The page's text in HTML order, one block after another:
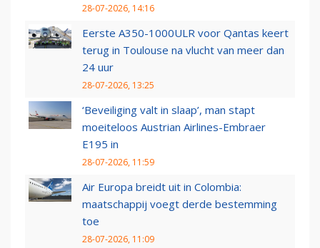
28-07-2026, 14:16
Eerste A350-1000ULR voor Qantas keert
terug in Toulouse na vlucht van meer dan
24 uur
28-07-2026, 13:25
‘Beveiliging valt in slaap’, man stapt
moeiteloos Austrian Airlines-Embraer
E195 in
28-07-2026, 11:59
Air Europa breidt uit in Colombia:
maatschappij voegt derde bestemming
toe
28-07-2026, 11:09